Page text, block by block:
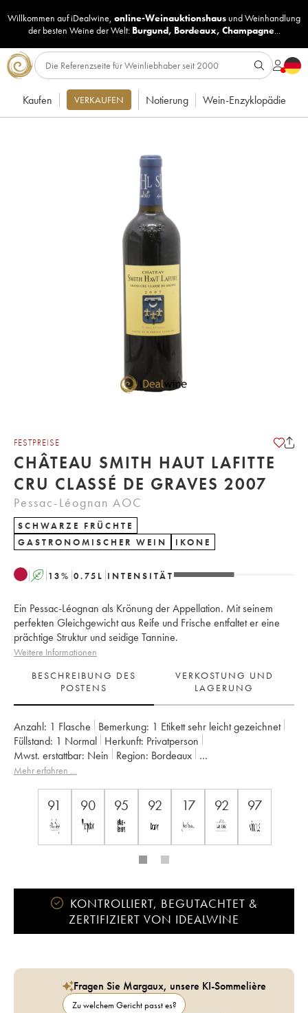
Willkommen auf iDealwine, online-Weinauktionshaus undWeinhandlung
der besten Weine der Welt: Burgund, Bordeaux, Champagne...
Kaufen VERKAUFEN Notierung Wein-Enzyklopädie
FESTPREISE
CHÂTEAU SMITH HAUT LAFITTE
CRU CLASSÉ DE GRAVES 2007
Pessac-Léognan AOC
SCHWARZE FRÜCHTE
GASTRONOMISCHER WEIN
IKONE
A 13% 0.75 L INTENSITÄT
Ein Pessac-Léognan als Krönung der Appellation. Mit seinem
perfekten Gleichgewicht aus Reife und Frische entfaltet er eine
prächtige Struktur und seidige Tannine.
Weitere Informationen
BESCHREIBUNG DES
POSTENS
VERKOSTUNG UND
LAGERUNG
Anzahl: 1 Flasche Bemerkung: 1 Etikett sehr leicht gezeichnet
Füllstand: 1 Normal Herkunft:
privatperson
Mwst. erstattbar:
nein Region:
Bordeaux
Appellation: Pessac-Léognan
Eigentümer:
Famille Cathiard
Mehr erfahren …
91 90 95 92 17 92 97
KONTROLLIERT, BEGUTACHTET &
ZERTIFIZIERT VON IDEALWINE
Fragen Sie Margaux, unsere KI-Sommelière
Zu welchem Gericht passt es?